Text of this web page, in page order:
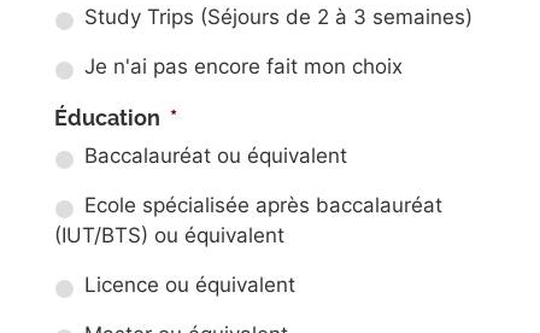
Study Trips (Séjours de 2 à 3 semaines)
Je n'ai pas encore fait mon choix
Éducation *
Baccalauréat ou équivalent
Ecole spécialisée après baccalauréat
(IUT/BTS) ou équivalent
Licence ou équivalent